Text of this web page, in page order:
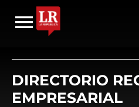
DIRECTORIO
EMPRESARIAL